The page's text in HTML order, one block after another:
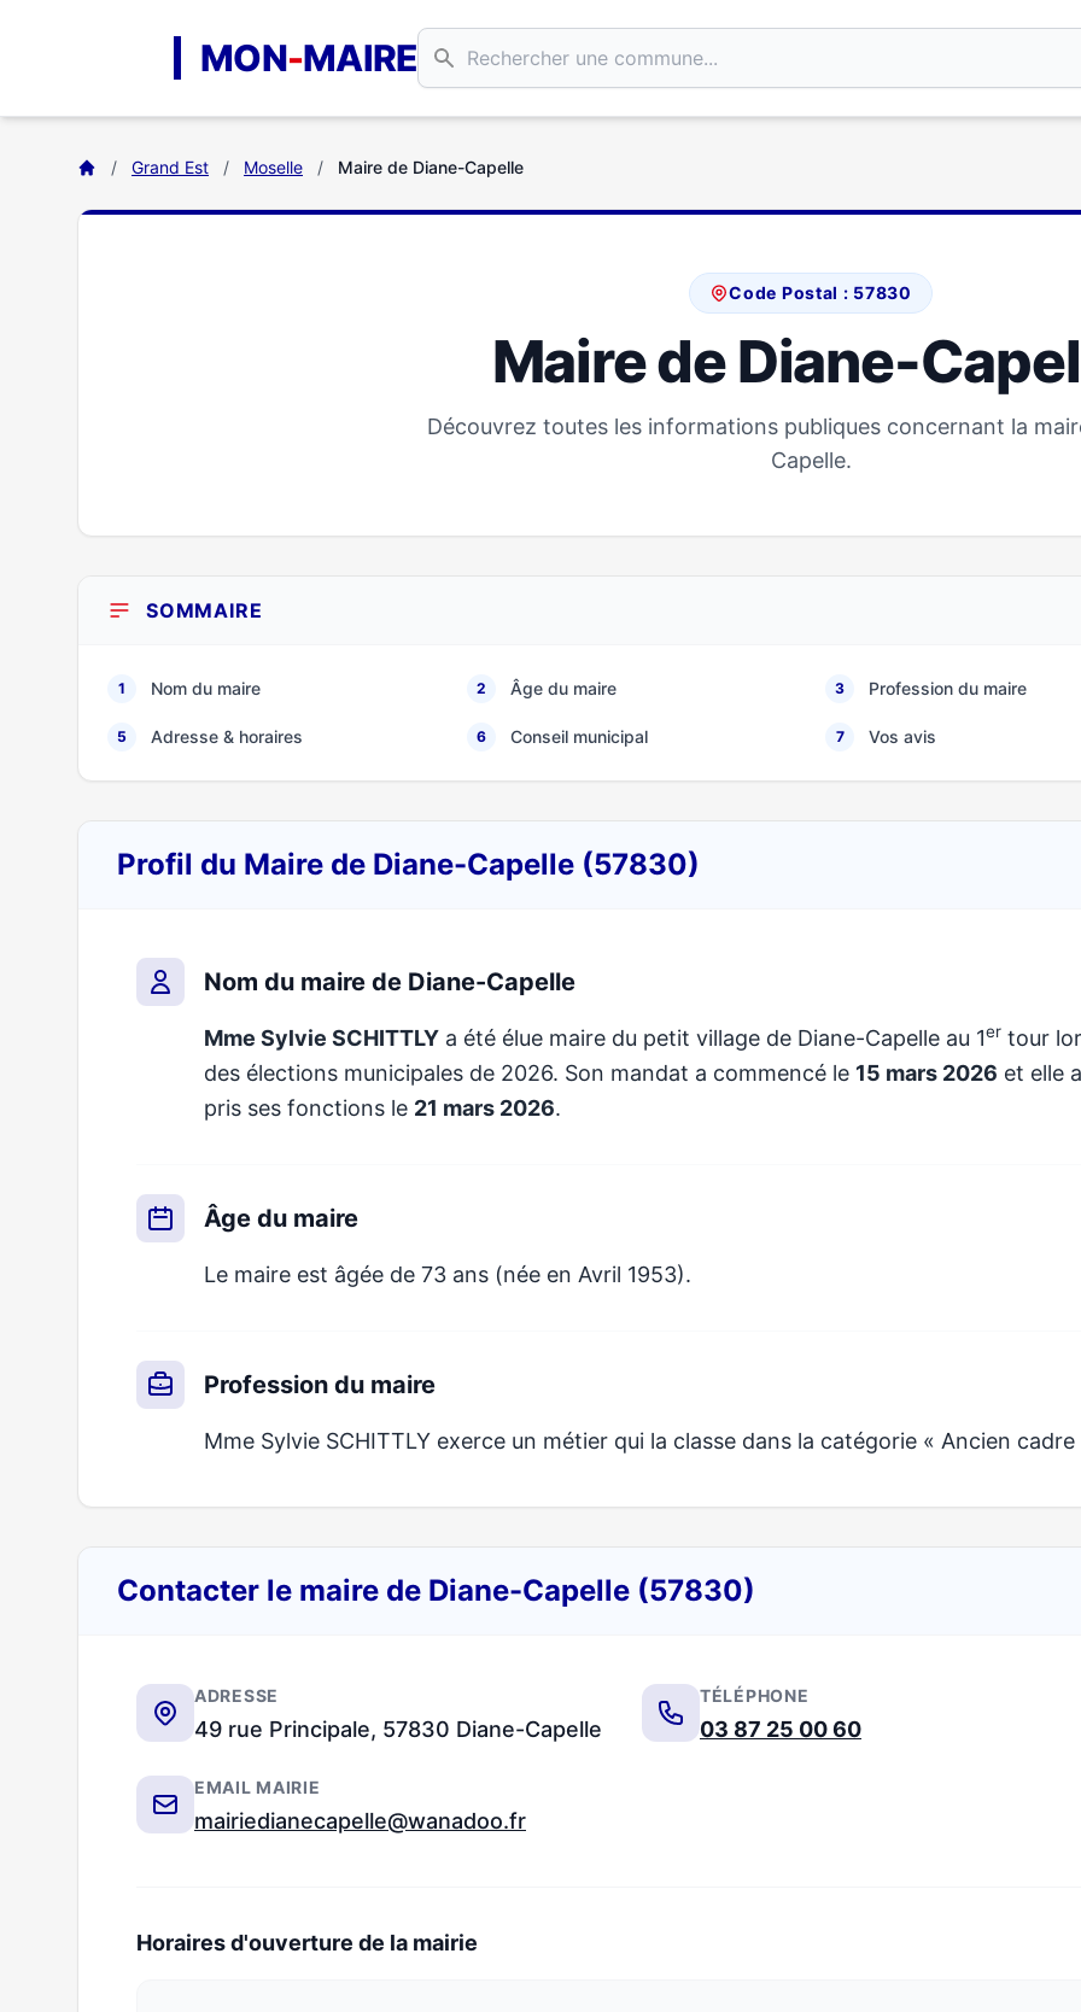
MON-MAIRE
/ Grand Est / Moselle / Maire de Diane-Capelle
Code Postal : 57830
Maire de Diane-
Découvrez toutes les informations publiques concernant la
Capelle.
SOMMAIRE
1 Nom du maire 2 Âge du maire 3 Profession du maire
5 Adresse & horaires 6 Conseil municipal 7 Vos avis
Profil du Maire de Diane-Capelle (57830)
Nom du maire de Diane-Capelle
Mme Sylvie SCHITTLY a été élue maire du petit village de Diane-Capelle au 1er tour
des élections municipales de 2026. Son mandat a commencé le 15 mars 2026 et elle a
pris ses fonctions le 21 mars 2026.
Âge du maire
Le maire est âgée de 73 ans (née en Avril 1953).
Profession du maire
Mme Sylvie SCHITTLY exerce un métier qui la classe dans la catégorie « Ancien cadre
Contacter le maire de Diane-Capelle (57830)
ADRESSE
49 rue Principale, 57830 Diane-Capelle
TÉLÉPHONE
03 87 25 00 60
EMAIL MAIRIE
mairiedianecapelle@wanadoo.fr
Horaires d'ouverture de la mairie